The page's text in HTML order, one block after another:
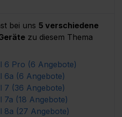
bei uns 5 verschiedene
zu diesem Thema
6 Pro (6 Angebote)
6a (6 Angebote)
7 (36 Angebote)
7a (18 Angebote)
8a (27 Angebote)